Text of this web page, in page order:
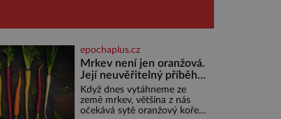
epochaplus.cz
Mrkev není jen oranžová.
Její neuvěřitelný příběh
začíná fialovou barvou
Když dnes vytáhneme ze
země mrkev, většina z nás
očekává sytě oranžový kořen.